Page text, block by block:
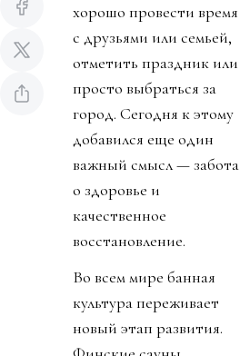
хорошо провести время
с друзьями или семьей,
отметить праздник или
просто выбраться за
город. Сегодня к этому
добавился еще один
важный смысл — забота
о здоровье и
качественное
восстановление.
Во всем мире банная
культура переживает
новый этап развития.